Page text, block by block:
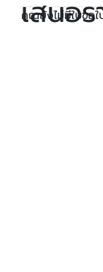
เสนอ
คุณยังไม่มีใบขอใ